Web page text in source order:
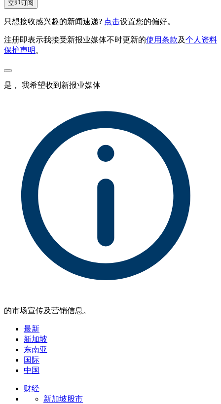
立即订阅
只想接收感兴趣的新闻速递? 点击设置您的偏好。
注册即表示我接受新报业媒体不时更新的使用条款及个人资料
保护声明 。
是， 我希望收到新报业媒体
的市场宣传及营销信息。
最新
新加坡
东南亚
国际
中国
财经
新加坡股市